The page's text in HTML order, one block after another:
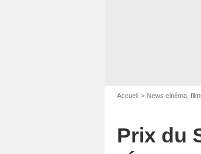
Accueil News cinéma,
Prix du